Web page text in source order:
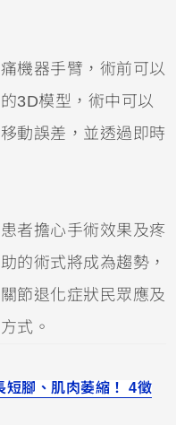
機器手臂，術前可以
3D模型，術中可以
動誤差，並透過即時
者擔心手術效果及疼
的術式將成為趨勢，
節退化症狀民眾應及
式。
短腳、肌肉萎縮！ 4徵